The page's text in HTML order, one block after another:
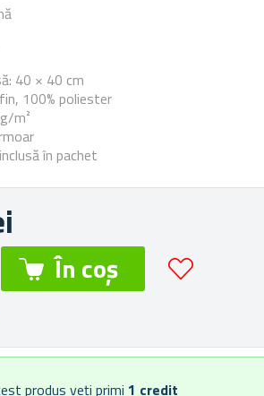
40 × 40 cm
100% poliester
m²
în pachet
produs veți primi 1 credit